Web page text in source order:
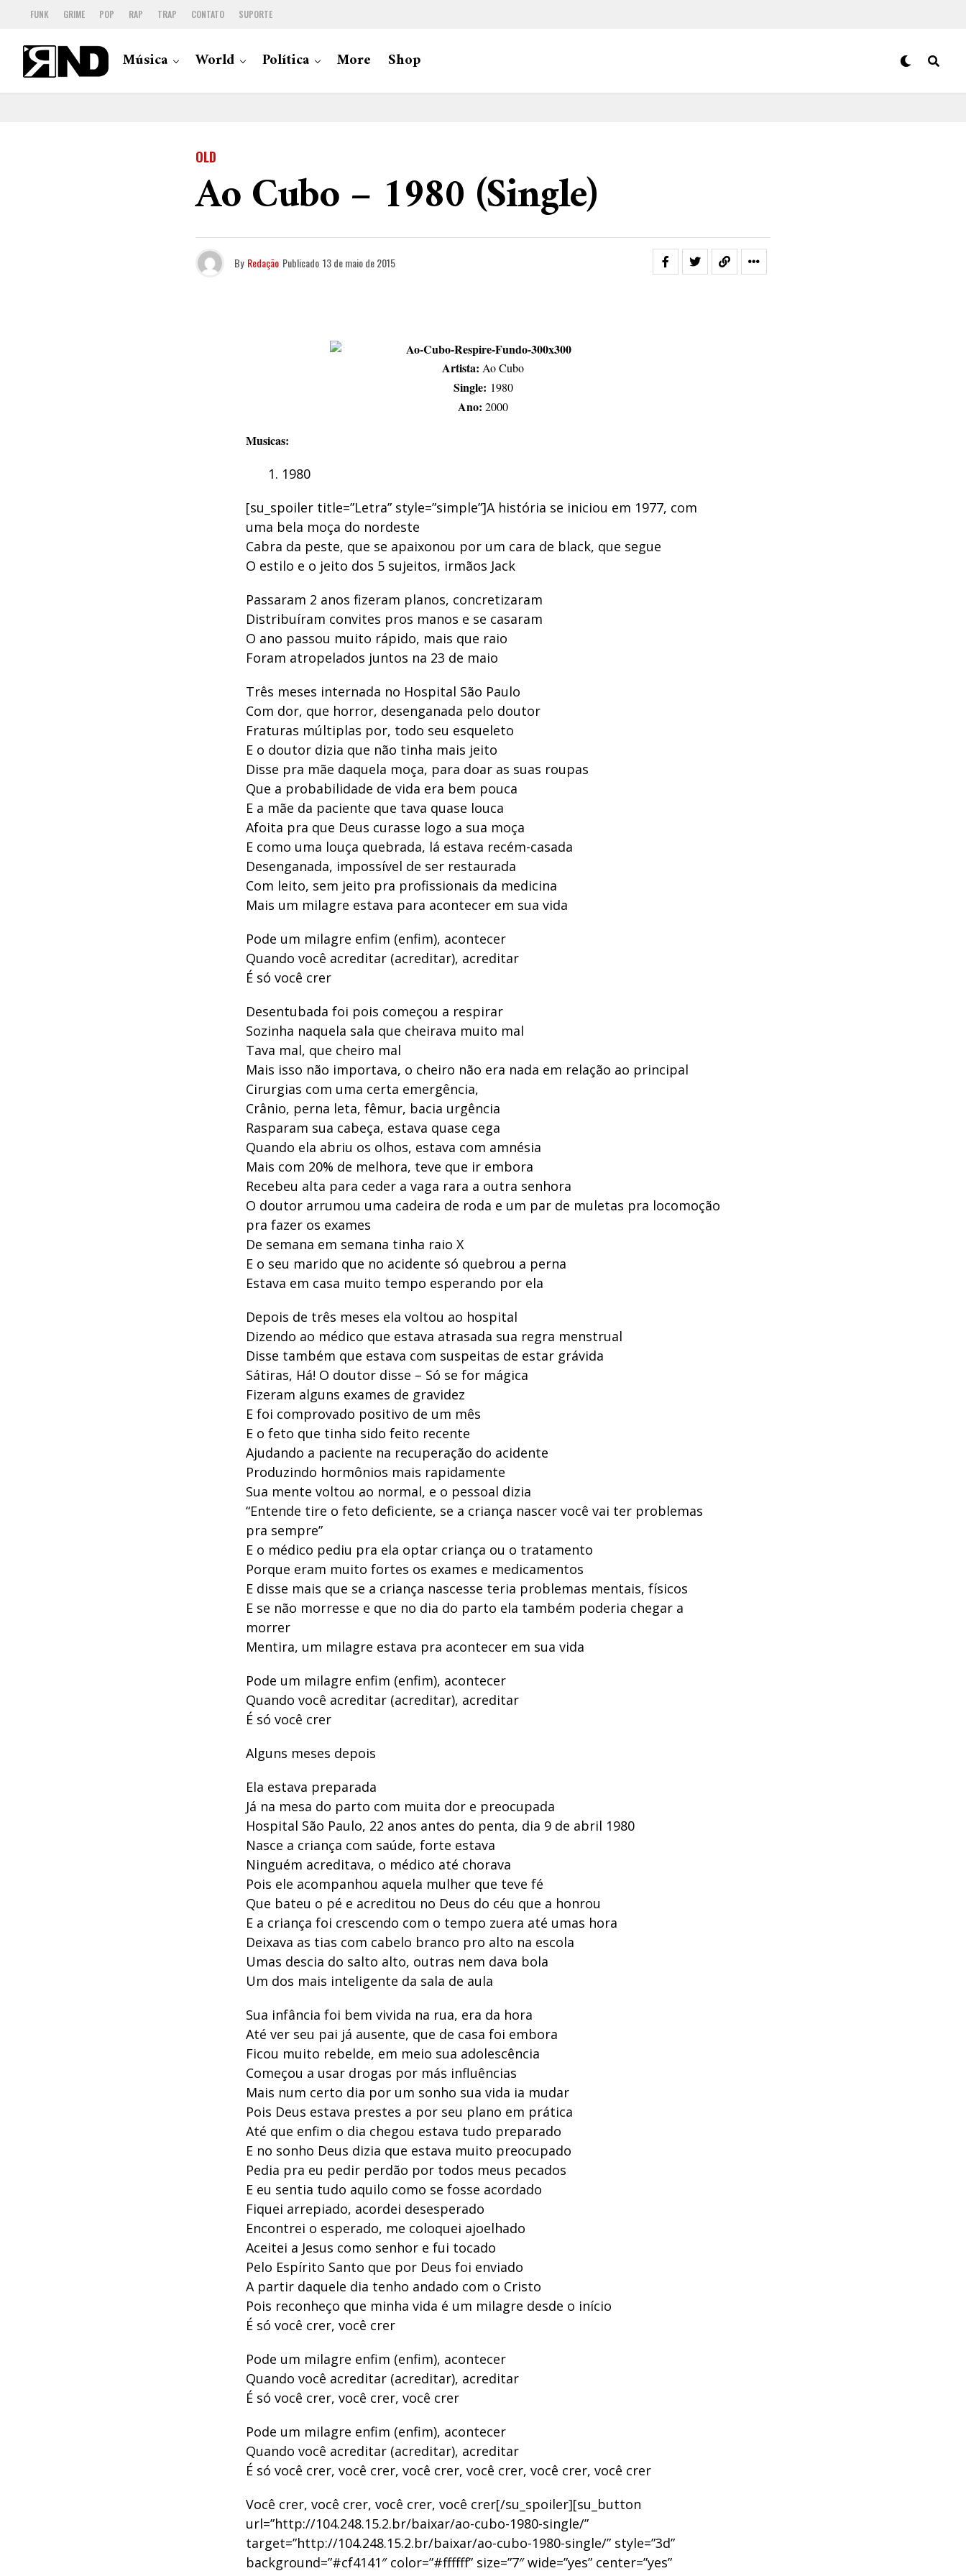
FUNK GRIME POP RAP TRAP CONTATO SUPORTE
Música World Política More Shop
OLD
Ao Cubo – 1980 (Single)
By Redação Publicado 13 de maio de 2015
Artista: Ao Cubo
Single: 1980
Ano: 2000
Musicas:
1980
[su_spoiler title=”Letra” style=”simple”]A história se iniciou em 1977, com
uma bela moça do nordeste
Cabra da peste, que se apaixonou por um cara de black, que segue
O estilo e o jeito dos 5 sujeitos, irmãos Jack
Passaram 2 anos fizeram planos, concretizaram
Distribuíram convites pros manos e se casaram
O ano passou muito rápido, mais que raio
Foram atropelados juntos na 23 de maio
Três meses internada no Hospital São Paulo
Com dor, que horror, desenganada pelo doutor
Fraturas múltiplas por, todo seu esqueleto
E o doutor dizia que não tinha mais jeito
Disse pra mãe daquela moça, para doar as suas roupas
Que a probabilidade de vida era bem pouca
E a mãe da paciente que tava quase louca
Afoita pra que Deus curasse logo a sua moça
E como uma louça quebrada, lá estava recém-casada
Desenganada, impossível de ser restaurada
Com leito, sem jeito pra profissionais da medicina
Mais um milagre estava para acontecer em sua vida
Pode um milagre enfim (enfim), acontecer
Quando você acreditar (acreditar), acreditar
É só você crer
Desentubada foi pois começou a respirar
Sozinha naquela sala que cheirava muito mal
Tava mal, que cheiro mal
Mais isso não importava, o cheiro não era nada em relação ao principal
Cirurgias com uma certa emergência,
Crânio, perna leta, fêmur, bacia urgência
Rasparam sua cabeça, estava quase cega
Quando ela abriu os olhos, estava com amnésia
Mais com 20% de melhora, teve que ir embora
Recebeu alta para ceder a vaga rara a outra senhora
O doutor arrumou uma cadeira de roda e um par de muletas pra locomoção
pra fazer os exames
De semana em semana tinha raio X
E o seu marido que no acidente só quebrou a perna
Estava em casa muito tempo esperando por ela
Depois de três meses ela voltou ao hospital
Dizendo ao médico que estava atrasada sua regra menstrual
Disse também que estava com suspeitas de estar grávida
Sátiras, Há! O doutor disse – Só se for mágica
Fizeram alguns exames de gravidez
E foi comprovado positivo de um mês
E o feto que tinha sido feito recente
Ajudando a paciente na recuperação do acidente
Produzindo hormônios mais rapidamente
Sua mente voltou ao normal, e o pessoal dizia
“Entende tire o feto deficiente, se a criança nascer você vai ter problemas
pra sempre”
E o médico pediu pra ela optar criança ou o tratamento
Porque eram muito fortes os exames e medicamentos
E disse mais que se a criança nascesse teria problemas mentais, físicos
E se não morresse e que no dia do parto ela também poderia chegar a
morrer
Mentira, um milagre estava pra acontecer em sua vida
Pode um milagre enfim (enfim), acontecer
Quando você acreditar (acreditar), acreditar
É só você crer
Alguns meses depois
Ela estava preparada
Já na mesa do parto com muita dor e preocupada
Hospital São Paulo, 22 anos antes do penta, dia 9 de abril 1980
Nasce a criança com saúde, forte estava
Ninguém acreditava, o médico até chorava
Pois ele acompanhou aquela mulher que teve fé
Que bateu o pé e acreditou no Deus do céu que a honrou
E a criança foi crescendo com o tempo zuera até umas hora
Deixava as tias com cabelo branco pro alto na escola
Umas descia do salto alto, outras nem dava bola
Um dos mais inteligente da sala de aula
Sua infância foi bem vivida na rua, era da hora
Até ver seu pai já ausente, que de casa foi embora
Ficou muito rebelde, em meio sua adolescência
Começou a usar drogas por más influências
Mais num certo dia por um sonho sua vida ia mudar
Pois Deus estava prestes a por seu plano em prática
Até que enfim o dia chegou estava tudo preparado
E no sonho Deus dizia que estava muito preocupado
Pedia pra eu pedir perdão por todos meus pecados
E eu sentia tudo aquilo como se fosse acordado
Fiquei arrepiado, acordei desesperado
Encontrei o esperado, me coloquei ajoelhado
Aceitei a Jesus como senhor e fui tocado
Pelo Espírito Santo que por Deus foi enviado
A partir daquele dia tenho andado com o Cristo
Pois reconheço que minha vida é um milagre desde o início
É só você crer, você crer
Pode um milagre enfim (enfim), acontecer
Quando você acreditar (acreditar), acreditar
É só você crer, você crer, você crer
Pode um milagre enfim (enfim), acontecer
Quando você acreditar (acreditar), acreditar
É só você crer, você crer, você crer, você crer, você crer, você crer
Você crer, você crer, você crer, você crer[/su_spoiler][su_button
url=”http://104.248.15.2.br/baixar/ao-cubo-1980-single/”
target=”http://104.248.15.2.br/baixar/ao-cubo-1980-single/” style=”3d”
background=”#cf4141″ color=”#ffffff” size=”7″ wide=”yes” center=”yes”